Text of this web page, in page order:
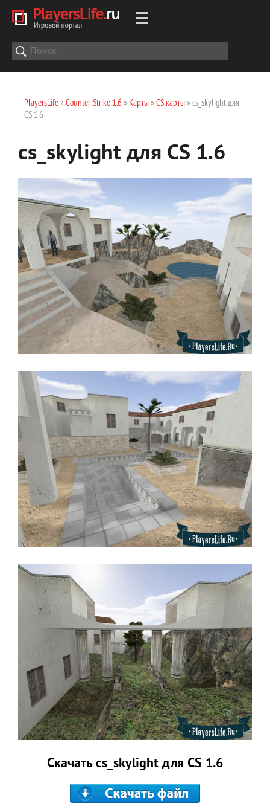
PlayersLife» Counter-Strike 1.6 » Карты» CS карты» cs_skylight для
CS 1.6
cs_skylight для CS 1.6
Скачать cs_skylight для CS 1.6